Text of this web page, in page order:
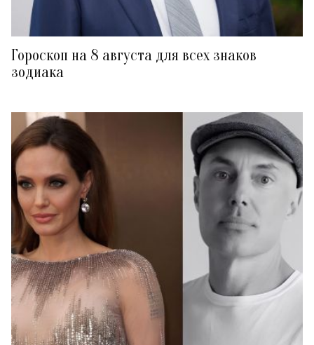
Гороскоп на 8 августа для всех знаков
зодиака